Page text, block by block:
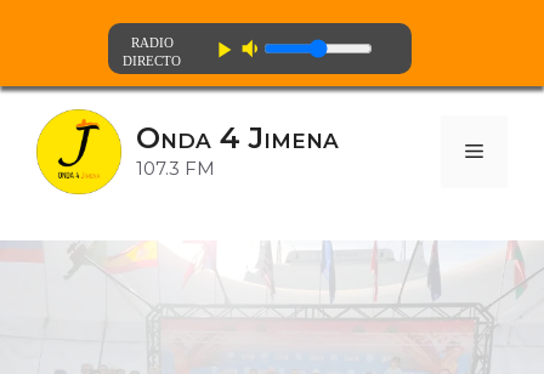
Saltar
contenido
play_arrow volume_down
Onda 4 Jimena
107.3 FM
Menú